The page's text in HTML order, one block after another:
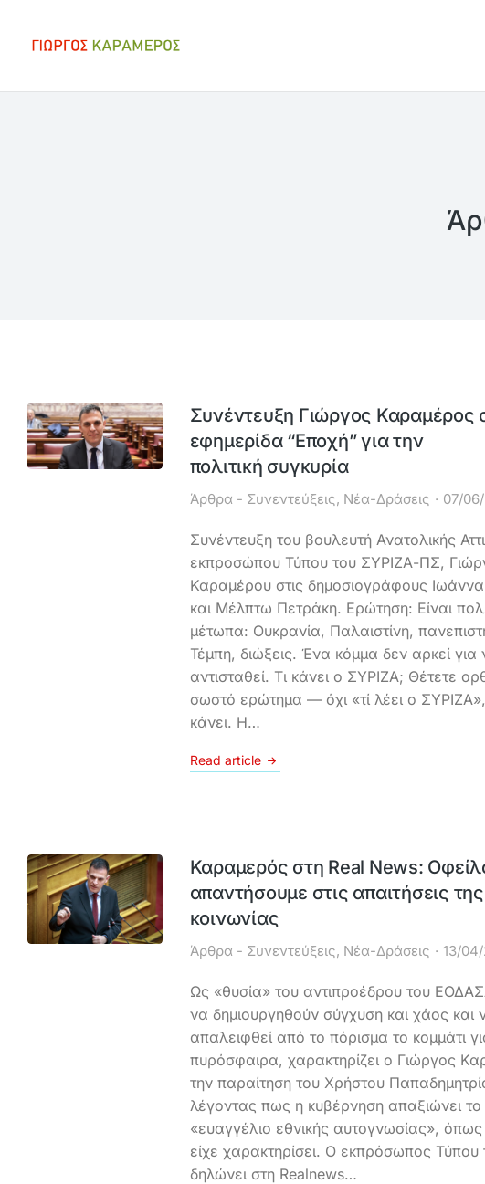
Συνέντευξη Γιώργος Καραμέρος
εφημερίδα “Εποχή” για την
πολιτική συγκυρία
Άρθρα - Συνεντεύξεις, Νέα-Δράσεις 07/
Συνέντευξη του βουλευτή Ανατολικής
εκπροσώπου Τύπου του ΣΥΡΙΖΑ-ΠΣ,
Καραμέρου στις δημοσιογράφους
και Μέλπτω Πετράκη. Ερώτηση: Είναι
μέτωπα: Ουκρανία, Παλαιστίνη,
Τέμπη, διώξεις. Ένα κόμμα δεν αρκεί για
αντισταθεί. Τι κάνει ο ΣΥΡΙΖΑ; Θέτετε
σωστό ερώτημα — όχι «τί λέει ο
κάνει. Η…
Read article
Καραμερός στη Real News:
απαντήσουμε στις απαιτήσεις της
κοινωνίας
Άρθρα - Συνεντεύξεις, Νέα-Δράσεις 13/
Ως «θυσία» του αντιπροέδρου του
να δημιουργηθούν σύγχυση και χάος και
απαλειφθεί από το πόρισμα το κομμάτι
πυρόσφαιρα, χαρακτηρίζει ο Γιώργος
την παραίτηση του Χρήστου
λέγοντας πως η κυβέρνηση απαξιώνει το
«ευαγγέλιο εθνικής αυτογνωσίας», όπως
είχε χαρακτηρίσει. Ο εκπρόσωπος Τύπου
δηλώνει στη Realnews…